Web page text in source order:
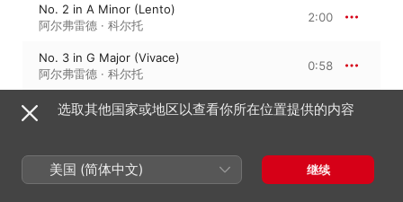
No. 2 in A Minor (Lento)
阿尔弗雷德 · 科尔托
2:00
No. 3 in G Major (Vivace)
阿尔弗雷德 · 科尔托
0:58
No. 4 in E Minor (Largo)
1:34
No. 5 in D Major (Allegro molto)
阿尔弗雷德 · 科尔托
0:35
选取其他国家或地区以查看你所在位置提供的内容
美国 (简体中文) 继续